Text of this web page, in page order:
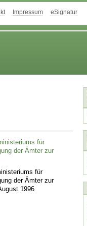
Impressum eSignatur
für
der Ämter zur
für
der Ämter zur
1996